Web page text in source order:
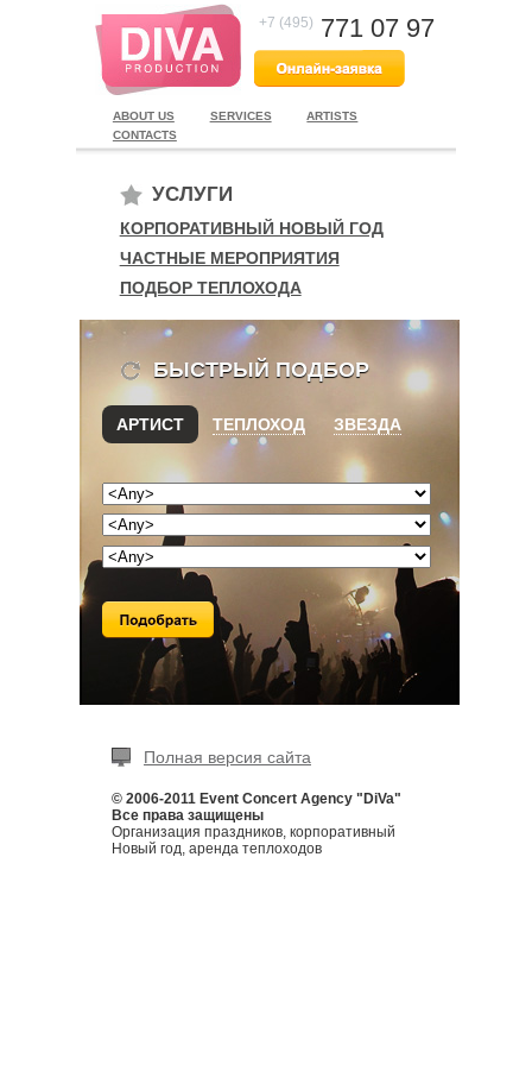
+7 (495) 771 07 97
ABOUT US SERVICES
ARTISTS
CONTACTS
УСЛУГИ
КОРПОРАТИВНЫЙ НОВЫЙ ГОД
ЧАСТНЫЕ МЕРОПРИЯТИЯ
ПОДБОР ТЕПЛОХОДА
БЫСТРЫЙ ПОДБОР
АРТИСТ ТЕПЛОХОД ЗВЕЗДА
Полная версия сайта
© 2006-2011 Event Concert Agency "DiVa"
Все права защищены
Организация праздников, корпоративный
Новый год, аренда теплоходов